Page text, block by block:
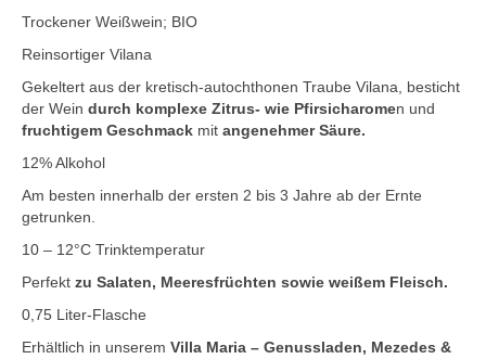
Back- & Teigwaren
Bio-Olivenöl & Bio-Oliven
Eingelegtes & Eingekochtes
Früchte in Sirup, Honig & Marmelade
Küchenaccessoires
Kräuter, Tee & Salz
Kontakt
Trockener Weißwein; BIO
Reinsortiger Vilana
Gekeltert aus der kretisch-autochthonen Traube Vilana, besticht
der Wein durch komplexe Zitrus- wie Pfirsicharomen und
fruchtigem Geschmack mit angenehmer Säure.
12% Alkohol
Am besten innerhalb der ersten 2 bis 3 Jahre ab der Ernte
getrunken.
10 – 12°C Trinktemperatur
Perfekt zu Salaten, Meeresfrüchten sowie weißem Fleisch.
0,75 Liter-Flasche
Erhältlich in unserem Villa Maria – Genussladen, Mezedes &